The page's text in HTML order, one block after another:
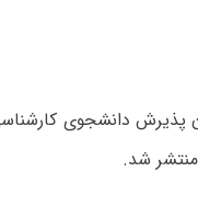
شد.